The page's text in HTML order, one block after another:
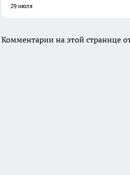
29 июля
Комментарии на этой странице